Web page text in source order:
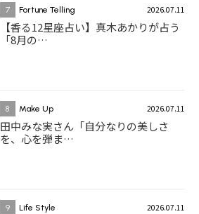
7 Fortune Telling 2026.07.11
【香る12星座占い】真木あかりが占う
「8月の…
8 Make Up 2026.07.11
田中みな実さん「自分なりの美しさ
を、心を弾ま…
9 Life Style 2026.07.11